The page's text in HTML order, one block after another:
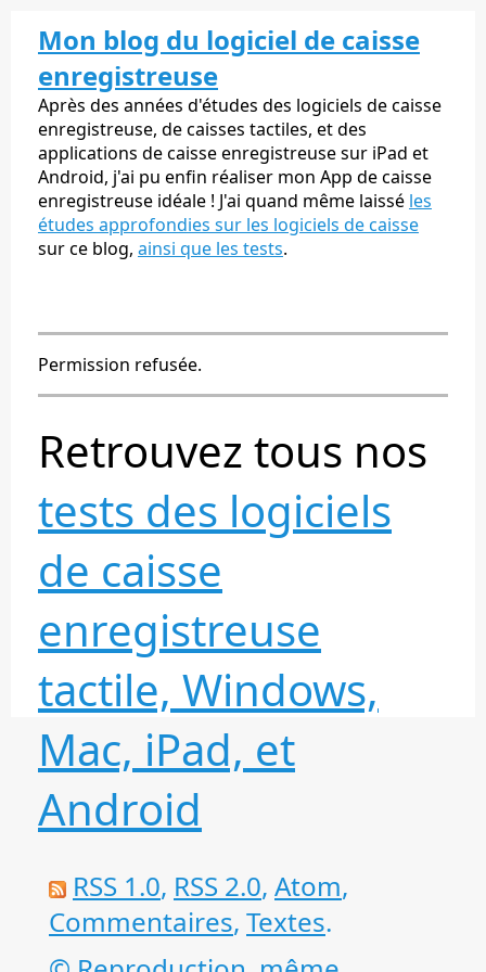
Mon blog du logiciel de caisse
enregistreuse
Après des années d'études des logiciels de caisse
enregistreuse, de caisses tactiles, et des
applications de caisse enregistreuse sur iPad et
Android, j'ai pu enfin réaliser mon App de caisse
enregistreuse idéale ! J'ai quand même laissé les
études approfondies sur les logiciels de caisse
sur ce blog, ainsi que les tests.
Permission refusée.
Retrouvez tous nos
tests des logiciels
de caisse
enregistreuse
tactile, Windows,
Mac, iPad, et
Android
RSS 1.0, RSS 2.0, Atom,
Commentaires, Textes.